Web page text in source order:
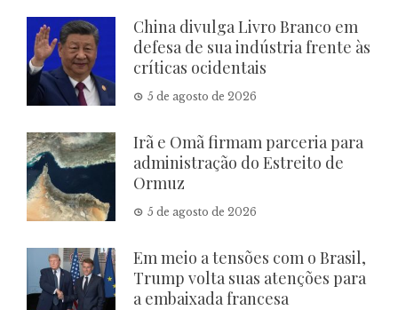
China divulga Livro Branco em
defesa de sua indústria frente às
críticas ocidentais
5 de agosto de 2026
Irã e Omã firmam parceria para
administração do Estreito de
Ormuz
5 de agosto de 2026
Em meio a tensões com o Brasil,
Trump volta suas atenções para
a embaixada francesa